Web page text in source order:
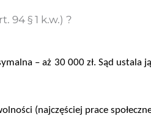
94 § 1 k.w.) ?
– aż 30 000 zł. Sąd
(najczęściej prace